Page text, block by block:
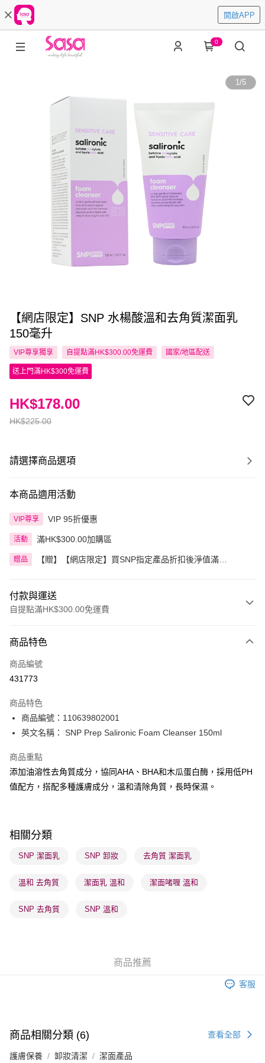
開啟APP
0
1/5
【網店限定】SNP 水楊酸溫和去角質潔面乳
150毫升
VIP尊享獨享 自提點滿HK$300.00免運費 國家/地區配送
送上門滿HK$300免運費
HK$225.00
HK$178.00
請選擇商品選項
本商品適用活動
VIP尊享 VIP 95折優惠
活動 滿HK$300.00加購區
贈品
【贈】【網店限定】買SNP指定產品折扣後淨值滿
付款與運送
自提點滿HK$300.00免運費
信用卡
Apple Pay
PayMe
WeChat Pay
BoC Pay
送貨方式
每筆HK$65.00，滿HK$300.00或以上免運費
確認發貨後1-3 工作天送達，訂單將隨機分配至SF順豐速運或京東
每筆HK$65.00，滿HK$300.00或以上免運費
每筆HK$20.00，滿HK$100.00或以上免運費
(澳門門市) 只顯示可選門市。確認發貨後2-5個工作天到店，3天內
澳門地區配送 - 確認發貨後1-4個工作天送達 運費表
商品特色
商品編號
431773
商品特色
商品編號：110639802001
英文名稱： SNP Prep Salironic Foam Cleanser 150ml
商品重點
添加油溶性去角質成分，協同AHA、BHA和木瓜蛋白酶，採用低PH
值配方，搭配多種護膚成分，溫和清除角質，長時保濕。
相關分類
SNP 潔面乳 SNP 卸妝 去角質 潔面乳
溫和 去角質 潔面乳 溫和 潔面啫喱 溫和
SNP 去角質 SNP 溫和
商品推薦
客服
商品相關分類 (6) 查看全部
護膚保養 卸妝清潔 潔面產品